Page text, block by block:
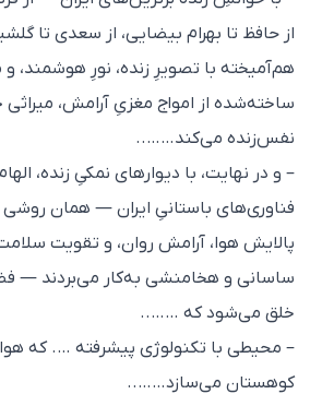
از حافظ تا بهرام بیضایی، از سعدی تا
هم‌آمیخته با تصویرِ زنده، نورِ هوشمند، و
ساخته‌شده از امواج مغزیِ آرامش، میراثی
نفس‌زنده می‌کند……..
– و در نهایت، با دیوارهای نمکیِ زنده،
فناوری‌های باستانیِ ایران — همان روشی که
پالایش هوا، آرامش روان، و تقویت سلامت
ساسانی و هخامنشی به‌کار می‌بردند —
خلق می‌شود که ……..
– محیطی با تکنولوژی پیشرفته …. که هوا را
کوهستان می‌سازد……..